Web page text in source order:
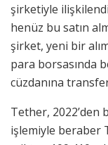
şirketiyle
henüz bu satın
şirket, yeni bir
para borsasında
cüzdanına
Tether, 2022’den
işlemiyle beraber